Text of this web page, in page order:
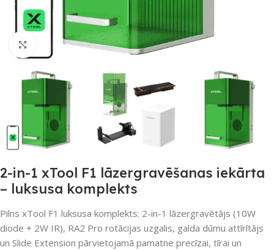
Noklikšķiniet, lai palielinātu
2-in-1 xTool F1 lāzergravēšanas iekārta
– luksusa komplekts
Pilns xTool F1 luksusa komplekts: 2-in-1 lāzergravētājs (10W
diode + 2W IR), RA2 Pro rotācijas uzgalis, galda dūmu attīrītājs
un Slide Extension pārvietojamā pamatne precīzai, tīrai un